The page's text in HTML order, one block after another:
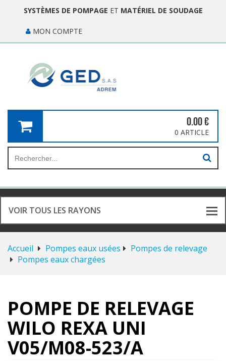
SYSTÈMES DE POMPAGE ET MATÉRIEL DE SOUDAGE
MON COMPTE
0.00€
0 ARTICLE
VOIR TOUS LES RAYONS
Accueil Pompes eaux usées
Pompes de relevage
Pompes eaux chargées
POMPE DE RELEVAGE
WILO REXA UNI
V05/M08-523/A